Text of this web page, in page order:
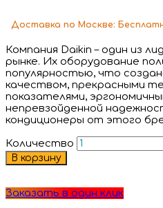
Доставка по Москве:
Компания Daikin – один из
рынке. Их оборудование
популярностью, что
качеством, прекрасными
показателями,
непревзойденной
кондиционеры от этого
Количество
В корзину
Заказать в один клик